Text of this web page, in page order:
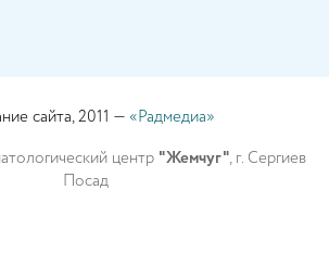
сайта, 2011 — «Радмедиа»
центр "Жемчуг", г. Сергиев
Посад